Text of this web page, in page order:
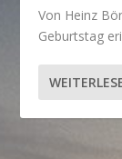
Von Heinz
Geburtstag